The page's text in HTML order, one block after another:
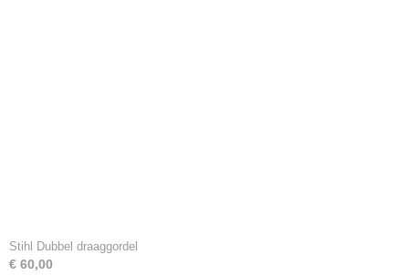
Stihl Dubbel draaggordel
€ 60,00